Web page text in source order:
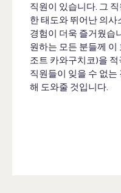
직원이 있습니다. 그
한 태도와 뛰어난 의
경험이 더욱 즐거웠습
원하는 모든 분들께 이
조트 카와구치코)을
직원들이 잊을 수 없는
해 도와줄 것입니다.